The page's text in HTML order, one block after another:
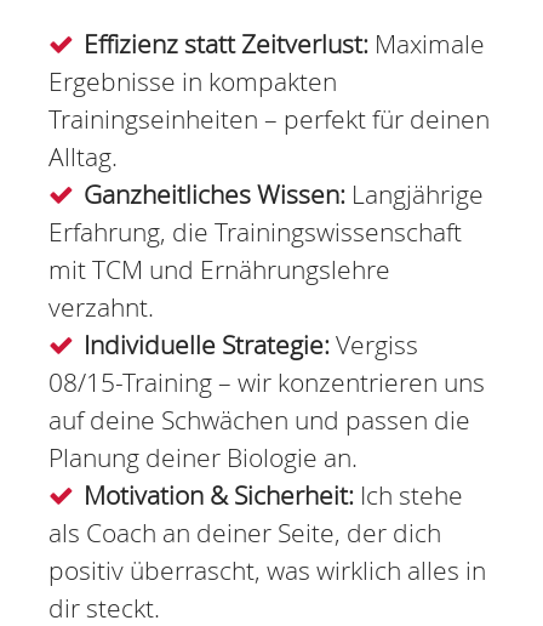
Effizienz statt Zeitverlust: Maximale
Ergebnisse in kompakten
Trainingseinheiten – perfekt für deinen
Alltag.
Ganzheitliches Wissen: Langjährige
Erfahrung, die Trainingswissenschaft
mit TCM und Ernährungslehre
verzahnt.
Individuelle Strategie:Vergiss
08/15-Training – wir konzentrieren uns
auf deine Schwächen und passen die
Planung deiner Biologie an.
Motivation & Sicherheit: Ich stehe
als Coach an deiner Seite, der dich
positiv überrascht, was wirklich alles in
dir steckt.